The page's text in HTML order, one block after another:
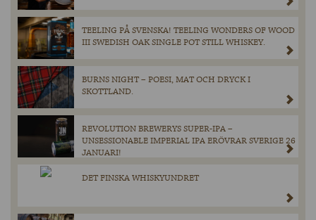
TEELING PÅ SVENSKA! TEELING WONDERS OF WOOD
III SWEDISH OAK SINGLE POT STILL WHISKEY.
BURNS NIGHT – POESI, MAT OCH DRYCK I
SKOTTLAND.
REVOLUTION BREWERYS SUPER-IPA –
UNSESSIONABLE IMPERIAL IPA ERÖVRAR SVERIGE 26
JANUARI!
DET FINSKA WHISKYUNDRET